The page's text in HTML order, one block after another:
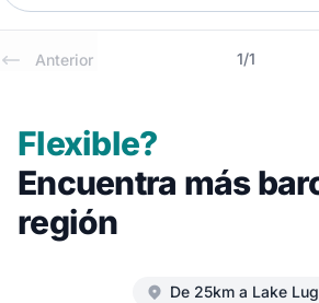
Anterior 1/1
Flexible?
Encuentra más
región
De 25km a Lake